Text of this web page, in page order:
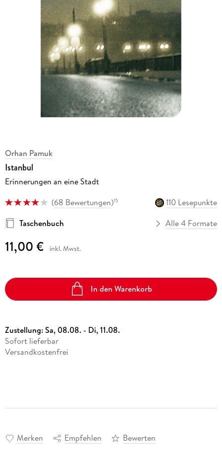
Orhan Pamuk
Istanbul
Erinnerungen an eine Stadt
(68 Bewertungen)15
110 Lesepunkte
Taschenbuch
Alle 4 Formate
11,00 € inkl. Mwst.
In den Warenkorb
Zustellung:Sa, 08.08. - Di, 11.08.
Sofort lieferbar
Versandkostenfrei
Merken Empfehlen Bewerten